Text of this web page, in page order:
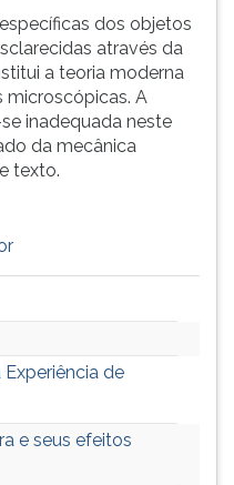
dos objetos
através da
a teoria moderna
A
inadequada neste
da mecânica
texto.
de
e seus efeitos